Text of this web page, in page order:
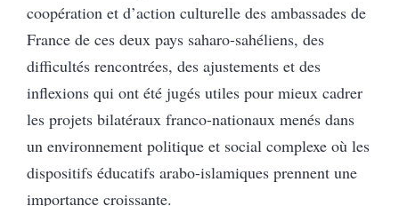
coopération et d’action culturelle des ambassades de
France de ces deux pays saharo-sahéliens, des
difficultés rencontrées, des ajustements et des
inflexions qui ont été jugés utiles pour mieux cadrer
les projets bilatéraux franco-nationaux menés dans
un environnement politique et social complexe où les
dispositifs éducatifs arabo-islamiques prennent une
importance croissante.